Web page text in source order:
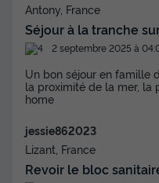
Antony, France
Séjour à la tranche
2 septembre 2025 à
Un bon séjour en famille
la proximité de la mer, la
home
jessie862023
Lizant, France
Revoir le bloc